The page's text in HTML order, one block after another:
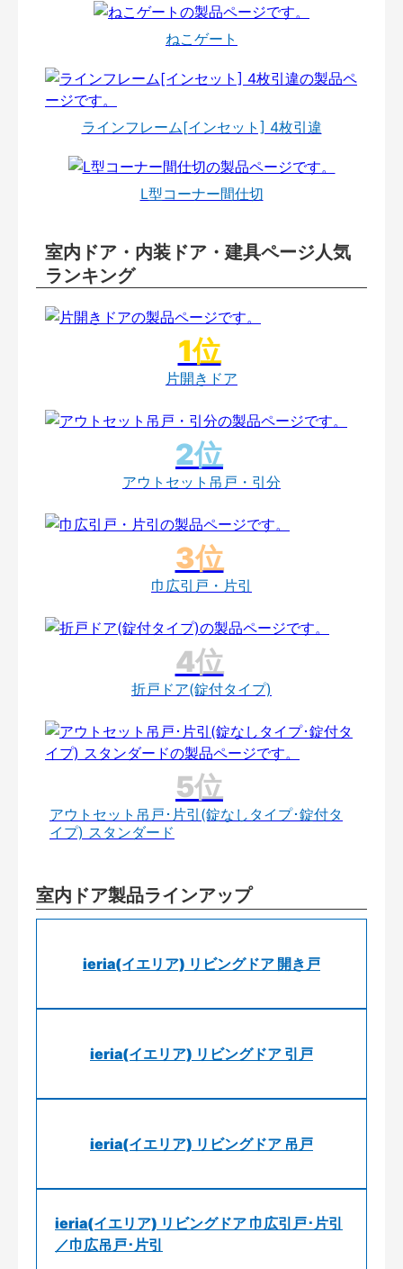
ねこゲート
ラインフレーム[インセット] 4枚引違
L型コーナー間仕切
室内ドア・内装ドア・建具ページ人気
ランキング
片開きドア
アウトセット吊戸・引分
巾広引戸・片引
折戸ドア(錠付タイプ)
アウトセット吊戸･片引(錠なしタイプ･錠付タ
イプ) スタンダード
室内ドア製品ラインアップ
ieria(イエリア) リビングドア 開き戸
ieria(イエリア) リビングドア 引戸
ieria(イエリア) リビングドア 吊戸
ieria(イエリア) リビングドア 巾広引戸･片引
／巾広吊戸･片引